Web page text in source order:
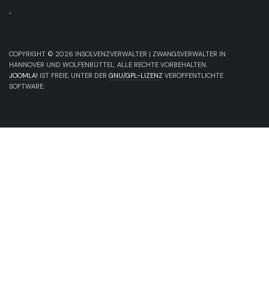
.
COPYRIGHT © 2026 INSOLVENZVERWALTER | ZWANGSVERWALTER IN
HANNOVER UND WOLFENBÜTTEL. ALLE RECHTE VORBEHALTEN.
JOOMLA! IST FREIE, UNTER DER GNU/GPL-LIZENZ VERÖFFENTLICHTE
SOFTWARE.